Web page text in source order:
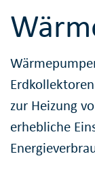
zur Heizung
erhebliche